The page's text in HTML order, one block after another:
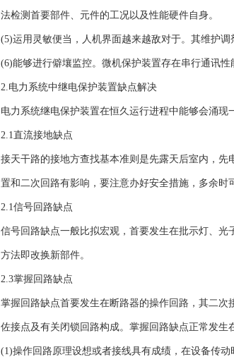
法检测首要部件、元件的工况以及性能硬件自身。
(5)运用灵敏便当，人机界面越来越敌对于。其维护
(6)能够进行僻壤监控。微机保护装置存在串行通讯
2.电力系统中继电保护装置缺点解决
电力系统继电保护装置在恒久运行进程中能够会涌
2.1直流接地缺点
接天干路的接地方查找基本准则是先露天后室内，
置和二次回路有影响，要注意办好安全措施，多余时
2.1信号回路缺点
信号回路缺点一般比拟宏观，首要发生在批示灯、
方法即改换新部件。
2.3掌握回路缺点
掌握回路缺点首要发生在断路器的操作回路，其二
佐接点及有关闭锁回路构成。掌握回路缺点正常发生
(1)操作回路原理设想或者接线具有成绩，在设备传